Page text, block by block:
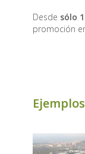
Desde sólo
promoción